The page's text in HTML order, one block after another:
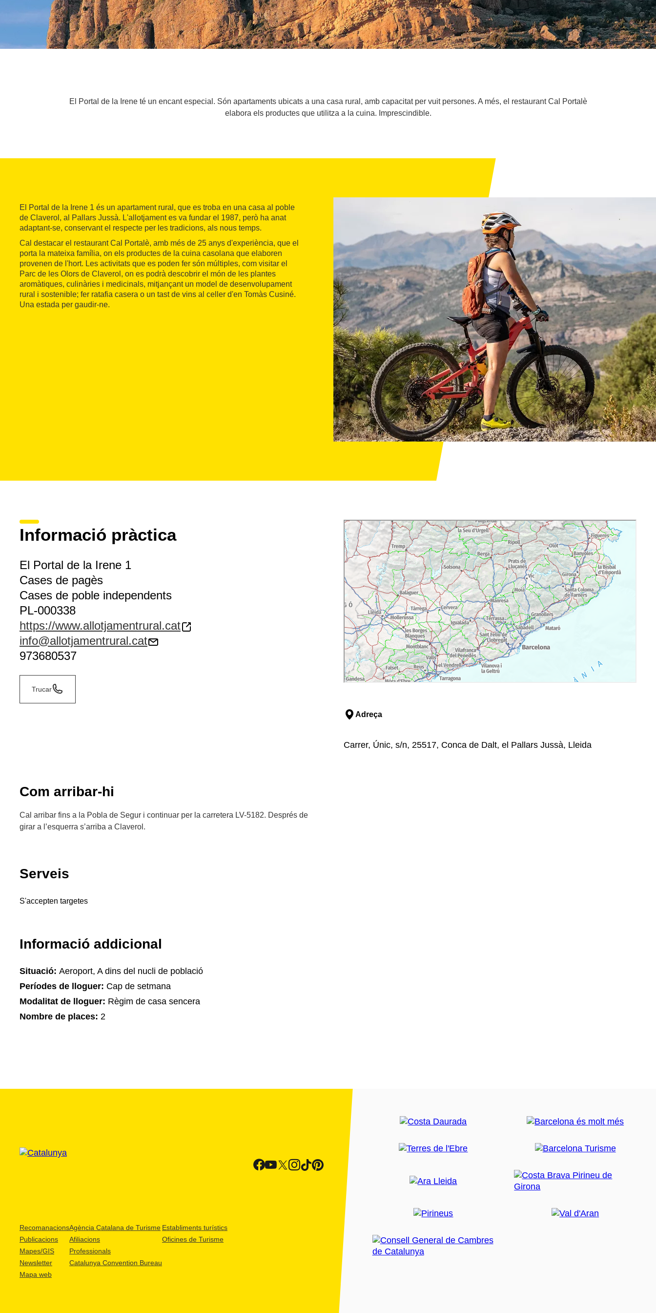
El Portal de la Irene té un encant especial. Són apartaments ubicats a una casa rural, amb capacitat per vuit persones. A més, el restaurant Cal Portalè
elabora els productes que utilitza a la cuina. Imprescindible.
El Portal de la Irene 1 és un apartament rural, que es troba en una casa al poble
de Claverol, al Pallars Jussà. L'allotjament es va fundar el 1987, però ha anat
adaptant-se, conservant el respecte per les tradicions, als nous temps.
Cal destacar el restaurant Cal Portalè, amb més de 25 anys d'experiència, que el
porta la mateixa família, on els productes de la cuina casolana que elaboren
provenen de l'hort. Les activitats que es poden fer són múltiples, com visitar el
Parc de les Olors de Claverol, on es podrà descobrir el món de les plantes
aromàtiques, culinàries i medicinals, mitjançant un model de desenvolupament
rural i sostenible; fer ratafia casera o un tast de vins al celler d'en Tomàs Cusiné.
Una estada per gaudir-ne.
Informació pràctica
El Portal de la Irene 1
Cases de pagès
Cases de poble independents
PL-000338
https://www.allotjamentrural.cat
info@allotjamentrural.cat
973680537
Trucar
Adreça
Carrer, Únic, s/n, 25517, Conca de Dalt, el Pallars Jussà, Lleida
Com arribar-hi
Cal arribar fins a la Pobla de Segur i continuar per la carretera LV-5182. Després de
girar a l’esquerra s’arriba a Claverol.
Serveis
S'accepten targetes
Informació addicional
Situació: Aeroport, A dins del nucli de població
Períodes de lloguer: Cap de setmana
Modalitat de lloguer: Règim de casa sencera
Nombre de places: 2
Recomanacions
Publicacions
Mapes/GIS
Newsletter
Mapa web
Agència Catalana de Turisme
Afiliacions
Professionals
Catalunya Convention Bureau
Establiments turístics
Oficines de Turisme